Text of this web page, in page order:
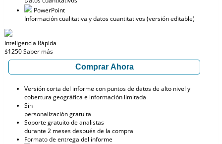
PowerPoint
Información cualitativa y datos cuantitativos (versión editable)
Inteligencia Rápida
$1250Saber más
Comprar Ahora
Versión corta del informe con puntos de datos de alto nivel y
cobertura geográfica e información limitada
Sin
personalización gratuita
Soporte gratuito de analistas
durante 2 meses después de la compra
Formato de entrega del informe